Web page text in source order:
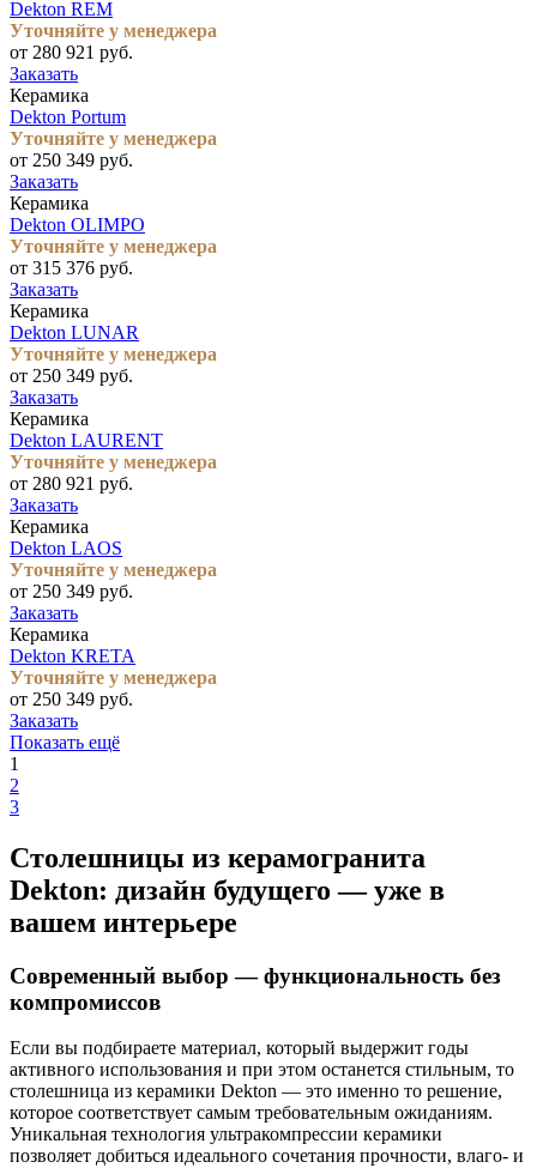
Dekton REM
Уточняйте у менеджера
от 280 921 руб.
Заказать
Керамика
Dekton Portum
Уточняйте у менеджера
от 250 349 руб.
Заказать
Керамика
Dekton OLIMPO
Уточняйте у менеджера
от 315 376 руб.
Заказать
Керамика
Dekton LUNAR
Уточняйте у менеджера
от 250 349 руб.
Заказать
Керамика
Dekton LAURENT
Уточняйте у менеджера
от 280 921 руб.
Заказать
Керамика
Dekton LAOS
Уточняйте у менеджера
от 250 349 руб.
Заказать
Керамика
Dekton KRETA
Уточняйте у менеджера
от 250 349 руб.
Заказать
Показать ещё
1
2
3
Столешницы из керамогранита
Dekton: дизайн будущего — уже в
вашем интерьере
Современный выбор — функциональность без
компромиссов
Если вы подбираете материал, который выдержит годы
активного использования и при этом останется стильным, то
столешница из керамики Dekton — это именно то решение,
которое соответствует самым требовательным ожиданиям.
Уникальная технология ультракомпрессии керамики
позволяет добиться идеального сочетания прочности, влаго- и